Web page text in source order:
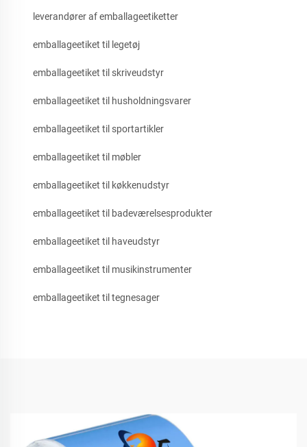
leverandører af emballageetiketter
emballageetiket til legetøj
emballageetiket til skriveudstyr
emballageetiket til husholdningsvarer
emballageetiket til sportartikler
emballageetiket til møbler
emballageetiket til køkkenudstyr
emballageetiket til badeværelsesprodukter
emballageetiket til haveudstyr
emballageetiket til musikinstrumenter
emballageetiket til tegnesager